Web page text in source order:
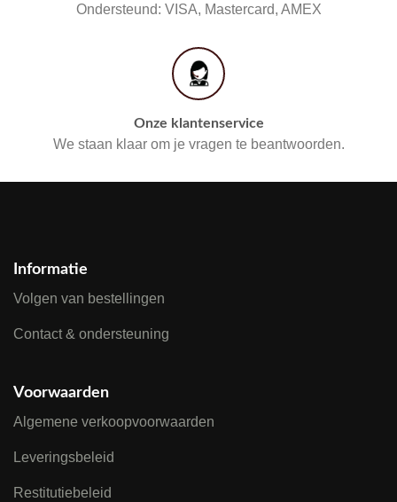
Ondersteund: VISA, Mastercard, AMEX
Onze klantenservice
We staan klaar om je vragen te beantwoorden.
Informatie
Volgen van bestellingen
Contact & ondersteuning
Voorwaarden
Algemene verkoopvoorwaarden
Leveringsbeleid
Restitutiebeleid